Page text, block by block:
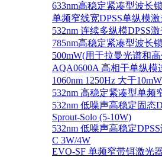
633nm高稳定紧凑型波长
单频窄线宽DPSS单纵模激
532nm 连续多纵模DPSS
785nm高稳定紧凑型波长
500mW(用于拉曼光谱和
AQA0600A 高相干单纵
1060nm 1250Hz 大于10mW
532nm 高稳定紧凑型单频
532nm 低噪声高稳定固态
Sprout‐Solo (5-10W)
532nm 低噪声高稳定
C 3W/4W
EVO-SF 单频窄带铒激光